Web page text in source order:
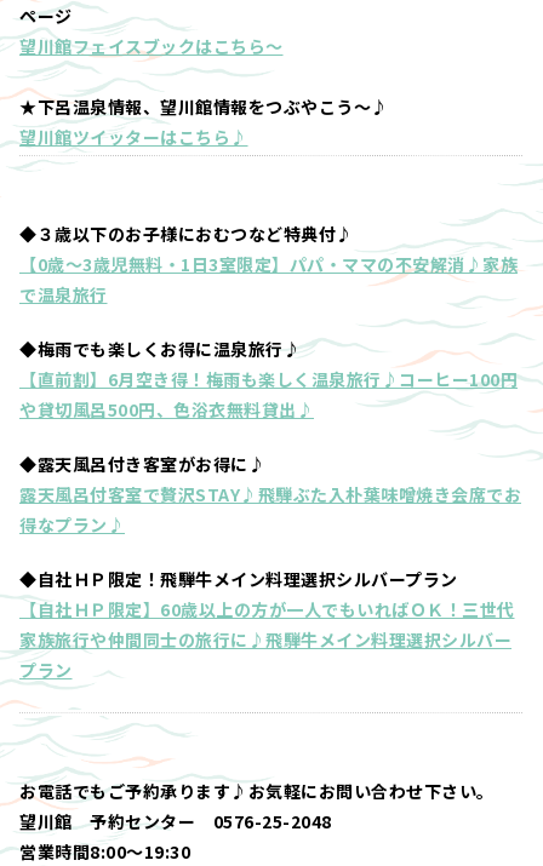
ページ
望川館フェイスブックはこちら～
★下呂温泉情報、望川館情報をつぶやこう～♪
望川館ツイッターはこちら♪
◆３歳以下のお子様におむつなど特典付♪
【0歳～3歳児無料・1日3室限定】パパ・ママの不安解消♪家族
で温泉旅行
◆梅雨でも楽しくお得に温泉旅行♪
【直前割】6月空き得！梅雨も楽しく温泉旅行♪コーヒー100円
や貸切風呂500円、色浴衣無料貸出♪
◆露天風呂付き客室がお得に♪
露天風呂付客室で贅沢STAY♪飛騨ぶた入朴葉味噌焼き会席でお
得なプラン♪
◆自社ＨＰ限定！飛騨牛メイン料理選択シルバープラン
【自社ＨＰ限定】60歳以上の方が一人でもいればＯＫ！三世代
家族旅行や仲間同士の旅行に♪飛騨牛メイン料理選択シルバー
プラン
お電話でもご予約承ります♪お気軽にお問い合わせ下さい。
望川館 予約センター 0576-25-2048
営業時間8:00～19:30